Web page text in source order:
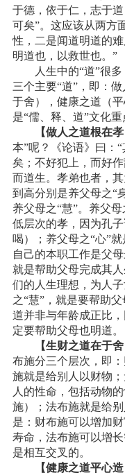
于德，依于仁，志于
可矣”。这应该从两方
性，二是闻道明道的
明道也，以救世也。”
人生中的“道”很
三个主要“道”，即：
于舍），健康之道（
是“儒、释、道”文化重
【做人之道根在孝
本”呢？《论语》曰：
矣；不好犯上，而好
而道生。孝弟也者，
到高分别是养父母之“
养父母之“慧”。养父
低层次的孝，因为孔
喝）；养父母之“心”
自己的本职工作是父
就是帮助父母完成其
们的人生理想，为人
之“慧”，就是要帮助
道并非与年龄成正比
定要帮助父母也明道。
【生财之道在于舍
布施分三个层次，即
施就是给别人以财物
人的性命，包括动物
施）；法布施就是给
是：财布施可以增加
寿命，法布施可以增
是相互交叉的。
【健康之道平心造